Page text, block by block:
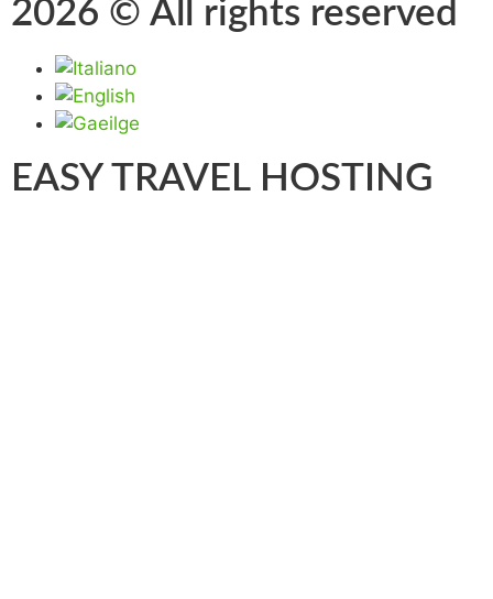
2026 © All rights reserved
EASY TRAVEL HOSTING